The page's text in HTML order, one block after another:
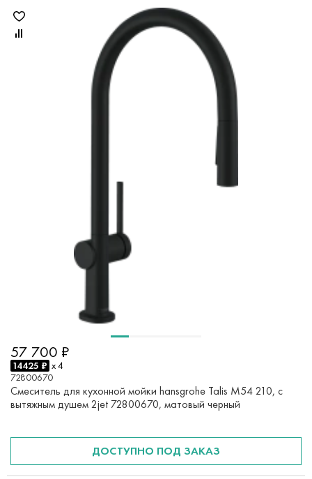
57 700 ₽
14425 ₽ x 4
72800670
Смеситель для кухонной мойки hansgrohe Talis M54 210, с
вытяжным душем 2jet 72800670, матовый черный
ДОСТУПНО ПОД ЗАКАЗ